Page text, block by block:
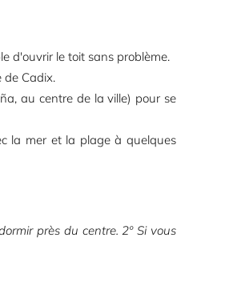
d'ouvrir le toit sans problème.
de Cadix.
au centre de la ville) pour se
la mer et la plage à quelques
près du centre. 2º Si vous